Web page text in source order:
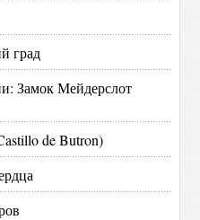
град
Замок Мейдерслот
de Butron)